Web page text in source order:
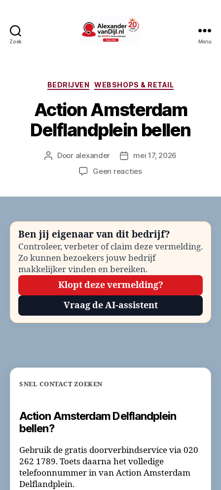
Zoek Menu
Categorieën
BEDRIJVEN WEBSHOPS & RETAIL
Action Amsterdam
Delflandplein bellen
Berichtauteur
Door alexander Berichtdatum
mei 17, 2026
Geen reactiesop
Ben jij eigenaar van dit bedrijf?
Controleer, verbeter of claim deze vermelding.
Zo kunnen bezoekers jouw bedrijf
makkelijker vinden en bereiken.
Klopt deze vermelding?
Vraag de AI-assistent
SNEL CONTACT ZOEKEN
Action Amsterdam Delflandplein
bellen?
Gebruik de gratis doorverbindservice via 020
262 1789. Toets daarna het volledige
telefoonnummer in van Action Amsterdam
Delflandplein.